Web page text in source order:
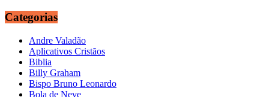
Categorias
Andre Valadão
Aplicativos Cristãos
Biblia
Billy Graham
Bispo Bruno Leonardo
Bola de Neve